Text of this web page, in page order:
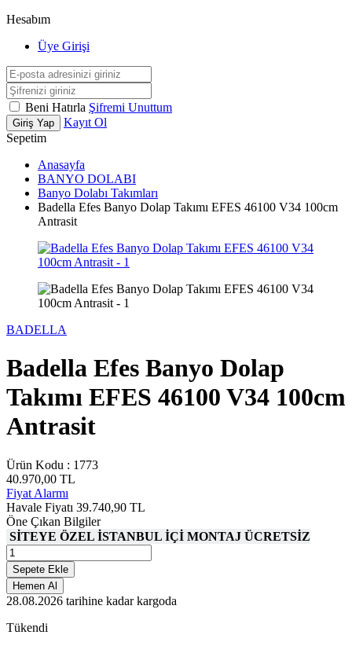
Hesabım
Üye Girişi
Beni Hatırla Şifremi Unuttum
Giriş Yap
Kayıt Ol
Sepetim
Anasayfa
BANYO DOLABI
Banyo Dolabı Takımları
Badella Efes Banyo Dolap Takımı EFES 46100 V34 100cm
Antrasit
BADELLA
Badella Efes Banyo Dolap
Takımı EFES 46100 V34 100cm
Antrasit
Ürün Kodu : 1773
40.970,00 TL
Fiyat Alarmı
Havale Fiyatı 39.740,90 TL
Öne Çıkan Bilgiler
SİTEYE ÖZEL İSTANBUL İÇİ MONTAJ ÜCRETSİZ
Sepete Ekle
Hemen Al
28.08.2026 tarihine kadar kargoda
Tükendi